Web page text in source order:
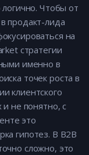
Чтобы от
продакт-лида
на
стратегии
именно в
точек роста в
клиентского
и не понятно, с
это
гипотез. В B2B
сложно, это